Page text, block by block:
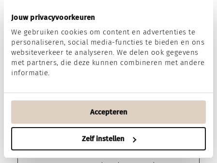
Jouw privacyvoorkeuren
We gebruiken cookies om content en advertenties te
personaliseren, social media-functies te bieden en ons
websiteverkeer te analyseren. We delen ook gegevens
met partners, die deze kunnen combineren met andere
informatie.
Accepteren
Zelf instellen
rbn_session
Guid
statistische gegevens
over het gedrag van
bezoekers aan de
website. Gebruikt voor
website.
sessies op de
websites, hierdoor
kan de website